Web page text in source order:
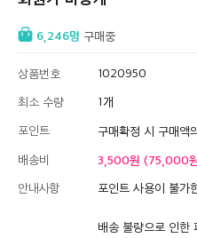
6,246 구매중
상품번호
1020950
최소 수량
1
포인트
구매확정 시 구매액
배송비 3,500원 (75,000
안내사항 포인트 사용이 불가
배송 불량으로 인한